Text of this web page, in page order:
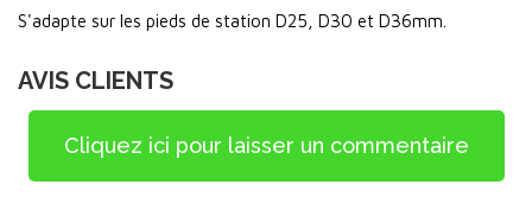
S'adapte sur les pieds de station D25, D30 et D36mm.
AVIS CLIENTS
Cliquez ici pour laisser un commentaire